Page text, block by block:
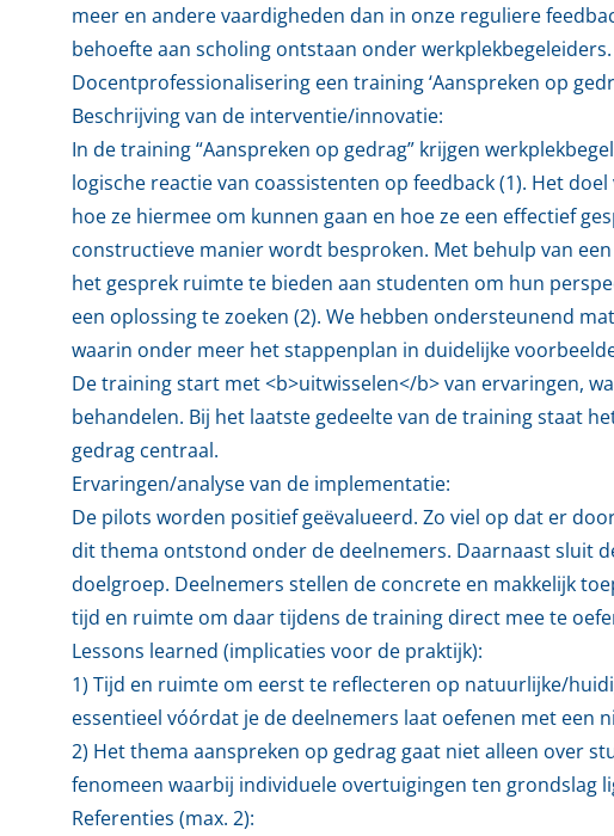
meer en andere vaardigheden dan in onze reguliere
behoefte aan scholing ontstaan onder
Docentprofessionalisering een training ‘Aanspreken op
Beschrijving van de interventie/innovatie:
In de training “Aanspreken op gedrag” krijgen
logische reactie van coassistenten op feedback (1). Het
hoe ze hiermee om kunnen gaan en hoe ze een effectief
constructieve manier wordt besproken. Met behulp van
het gesprek ruimte te bieden aan studenten om hun
een oplossing te zoeken (2). We hebben ondersteunend
waarin onder meer het stappenplan in duidelijke
De training start met <b>uitwisselen</b> van ervaringen,
behandelen. Bij het laatste gedeelte van de training staat
gedrag centraal.
Ervaringen/analyse van de implementatie:
De pilots worden positief geëvalueerd. Zo viel op dat er
dit thema ontstond onder de deelnemers. Daarnaast sluit
doelgroep. Deelnemers stellen de concrete en makkelijk
tijd en ruimte om daar tijdens de training direct mee te
Lessons learned (implicaties voor de praktijk):
1) Tijd en ruimte om eerst te reflecteren op natuurlijke/
essentieel vóórdat je de deelnemers laat oefenen met een
2) Het thema aanspreken op gedrag gaat niet alleen over
fenomeen waarbij individuele overtuigingen ten grondslag
Referenties (max. 2):